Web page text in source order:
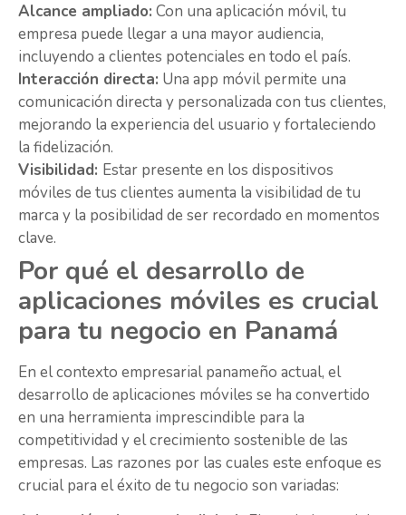
Alcance ampliado: Con una aplicación móvil, tu
empresa puede llegar a una mayor audiencia,
incluyendo a clientes potenciales en todo el país.
Interacción directa: Una app móvil permite una
comunicación directa y personalizada con tus clientes,
mejorando la experiencia del usuario y fortaleciendo
la fidelización.
Visibilidad: Estar presente en los dispositivos
móviles de tus clientes aumenta la visibilidad de tu
marca y la posibilidad de ser recordado en momentos
clave.
Por qué el desarrollo de
aplicaciones móviles es crucial
para tu negocio en Panamá
En el contexto empresarial panameño actual, el
desarrollo de aplicaciones móviles se ha convertido
en una herramienta imprescindible para la
competitividad y el crecimiento sostenible de las
empresas. Las razones por las cuales este enfoque es
crucial para el éxito de tu negocio son variadas: